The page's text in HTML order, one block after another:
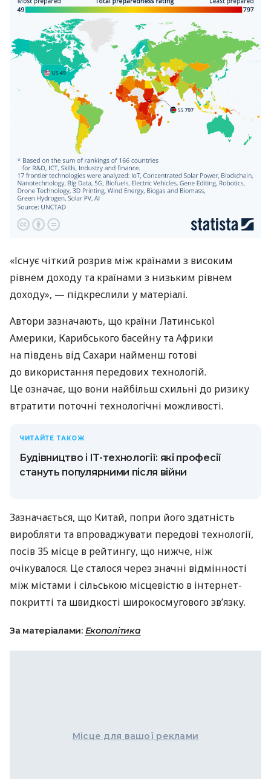
«Існує чіткий розрив між країнами з високим
рівнем доходу та країнами з низьким рівнем
доходу», — підкреслили у матеріалі.
Автори зазначають, що країни Латинської
Америки, Карибського басейну та Африки
на південь від Сахари найменш готові
до використання передових технологій.
Це означає, що вони найбільш схильні до ризику
втратити поточні технологічні можливості.
ЧИТАЙТЕ ТАКОЖ
Будівництво і IT-технології: які професії
стануть популярними після війни
Зазначається, що Китай, попри його здатність
виробляти та впроваджувати передові технології,
посів 35 місце в рейтингу, що нижче, ніж
очікувалося. Це сталося через значні відмінності
між містами і сільською місцевістю в інтернет-
покритті та швидкості широкосмугового зв’язку.
За матеріалами: Екополітика
Місце для вашої реклами